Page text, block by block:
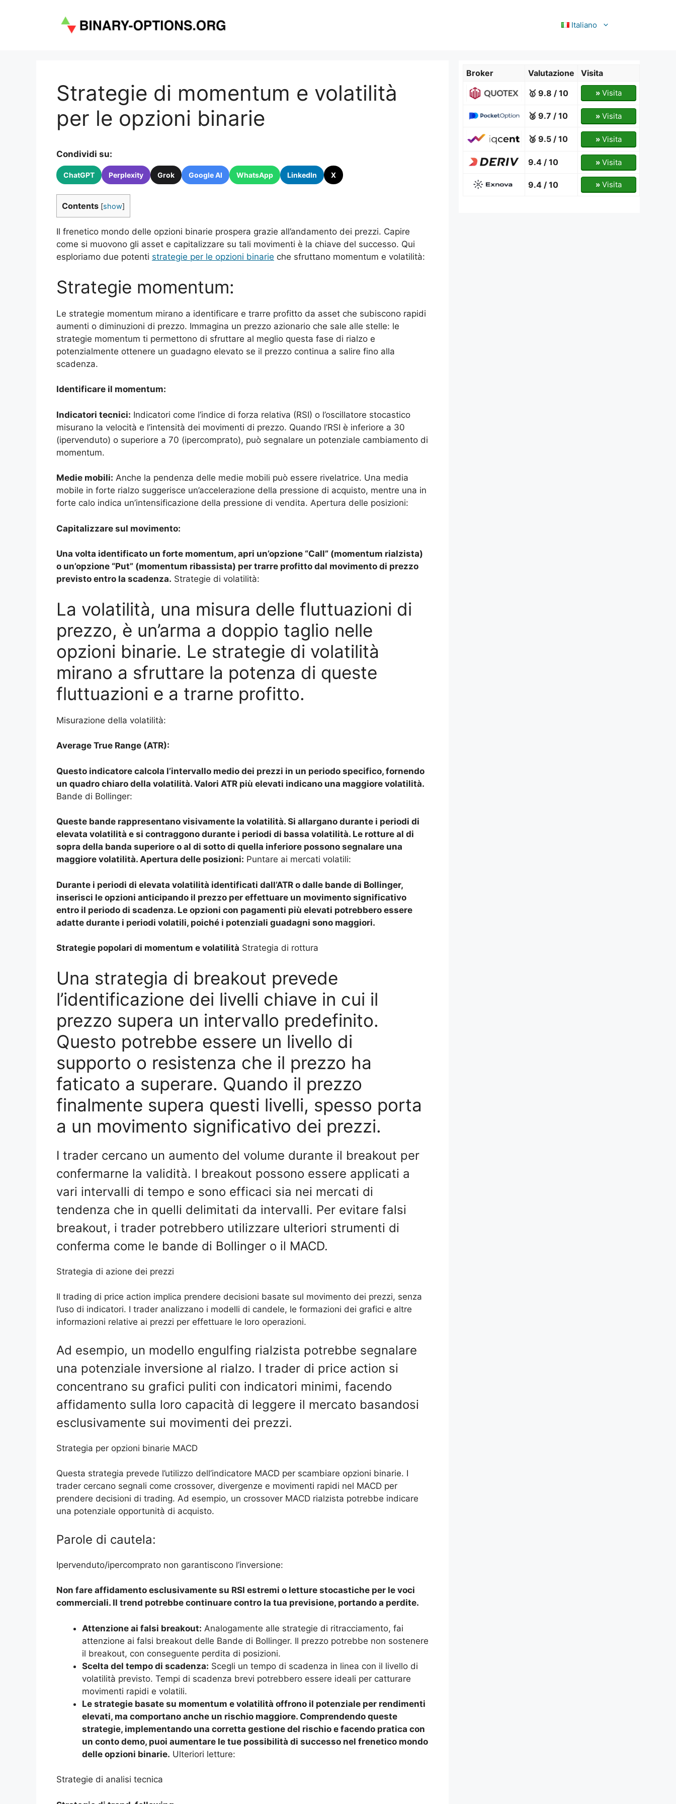
Italiano
Strategie di momentum e volatilità
per le opzioni binarie
Condividi su:
ChatGPT Perplexity Grok Google AI WhatsApp LinkedIn X
Contents [show]
Il frenetico mondo delle opzioni binarie prospera grazie all’andamento dei prezzi. Capire
come si muovono gli asset e capitalizzare su tali movimenti è la chiave del successo. Qui
esploriamo due potenti strategie per le opzioni binarie che sfruttano momentum e volatilità:
Strategie momentum:
Le strategie momentum mirano a identificare e trarre profitto da asset che subiscono rapidi
aumenti o diminuzioni di prezzo. Immagina un prezzo azionario che sale alle stelle: le
strategie momentum ti permettono di sfruttare al meglio questa fase di rialzo e
potenzialmente ottenere un guadagno elevato se il prezzo continua a salire fino alla
scadenza.
Identificare il momentum:
Indicatori tecnici: Indicatori come l’indice di forza relativa (RSI) o l’oscillatore stocastico
misurano la velocità e l’intensità dei movimenti di prezzo. Quando l’RSI è inferiore a 30
(ipervenduto) o superiore a 70 (ipercomprato), può segnalare un potenziale cambiamento di
momentum.
Medie mobili: Anche la pendenza delle medie mobili può essere rivelatrice. Una media
mobile in forte rialzo suggerisce un’accelerazione della pressione di acquisto, mentre una in
forte calo indica un’intensificazione della pressione di vendita. Apertura delle posizioni:
Capitalizzare sul movimento:
Una volta identificato un forte momentum, apri un’opzione “Call” (momentum rialzista)
o un’opzione “Put” (momentum ribassista) per trarre profitto dal movimento di prezzo
previsto entro la scadenza. Strategie di volatilità:
La volatilità, una misura delle fluttuazioni di
prezzo, è un’arma a doppio taglio nelle
opzioni binarie. Le strategie di volatilità
mirano a sfruttare la potenza di queste
fluttuazioni e a trarne profitto.
Misurazione della volatilità:
Average True Range (ATR):
Questo indicatore calcola l’intervallo medio dei prezzi in un periodo specifico, fornendo
un quadro chiaro della volatilità. Valori ATR più elevati indicano una maggiore volatilità.
Bande di Bollinger:
Queste bande rappresentano visivamente la volatilità. Si allargano durante i periodi di
elevata volatilità e si contraggono durante i periodi di bassa volatilità. Le rotture al di
sopra della banda superiore o al di sotto di quella inferiore possono segnalare una
maggiore volatilità. Apertura delle posizioni: Puntare ai mercati volatili:
Durante i periodi di elevata volatilità identificati dall’ATR o dalle bande di Bollinger,
inserisci le opzioni anticipando il prezzo per effettuare un movimento significativo
entro il periodo di scadenza. Le opzioni con pagamenti più elevati potrebbero essere
adatte durante i periodi volatili, poiché i potenziali guadagni sono maggiori.
Strategie popolari di momentum e volatilità Strategia di rottura
Una strategia di breakout prevede
l’identificazione dei livelli chiave in cui il
prezzo supera un intervallo predefinito.
Questo potrebbe essere un livello di
supporto o resistenza che il prezzo ha
faticato a superare. Quando il prezzo
finalmente supera questi livelli, spesso porta
a un movimento significativo dei prezzi.
I trader cercano un aumento del volume durante il breakout per
confermarne la validità. I breakout possono essere applicati a
vari intervalli di tempo e sono efficaci sia nei mercati di
tendenza che in quelli delimitati da intervalli. Per evitare falsi
breakout, i trader potrebbero utilizzare ulteriori strumenti di
conferma come le bande di Bollinger o il MACD.
Strategia di azione dei prezzi
Il trading di price action implica prendere decisioni basate sul movimento dei prezzi, senza
l’uso di indicatori. I trader analizzano i modelli di candele, le formazioni dei grafici e altre
informazioni relative ai prezzi per effettuare le loro operazioni.
Ad esempio, un modello engulfing rialzista potrebbe segnalare
una potenziale inversione al rialzo. I trader di price action si
concentrano su grafici puliti con indicatori minimi, facendo
affidamento sulla loro capacità di leggere il mercato basandosi
esclusivamente sui movimenti dei prezzi.
Strategia per opzioni binarie MACD
Questa strategia prevede l’utilizzo dell’indicatore MACD per scambiare opzioni binarie. I
trader cercano segnali come crossover, divergenze e movimenti rapidi nel MACD per
prendere decisioni di trading. Ad esempio, un crossover MACD rialzista potrebbe indicare
una potenziale opportunità di acquisto.
Parole di cautela:
Ipervenduto/ipercomprato non garantiscono l’inversione:
Non fare affidamento esclusivamente su RSI estremi o letture stocastiche per le voci
commerciali. Il trend potrebbe continuare contro la tua previsione, portando a perdite.
Attenzione ai falsi breakout: Analogamente alle strategie di ritracciamento, fai
attenzione ai falsi breakout delle Bande di Bollinger. Il prezzo potrebbe non sostenere
il breakout, con conseguente perdita di posizioni.
Scelta del tempo di scadenza: Scegli un tempo di scadenza in linea con il livello di
volatilità previsto. Tempi di scadenza brevi potrebbero essere ideali per catturare
movimenti rapidi e volatili.
Le strategie basate su momentum e volatilità offrono il potenziale per rendimenti
elevati, ma comportano anche un rischio maggiore. Comprendendo queste
strategie, implementando una corretta gestione del rischio e facendo pratica con
un conto demo, puoi aumentare le tue possibilità di successo nel frenetico mondo
delle opzioni binarie. Ulteriori letture:
Strategie di analisi tecnica
Broker Valutazione
Visita
🥇 9.8 / 10
»Visita
🥈 9.7 / 10 »Visita
🥉 9.5 / 10 »Visita
9.4 / 10 »Visita
9.4 / 10 »Visita